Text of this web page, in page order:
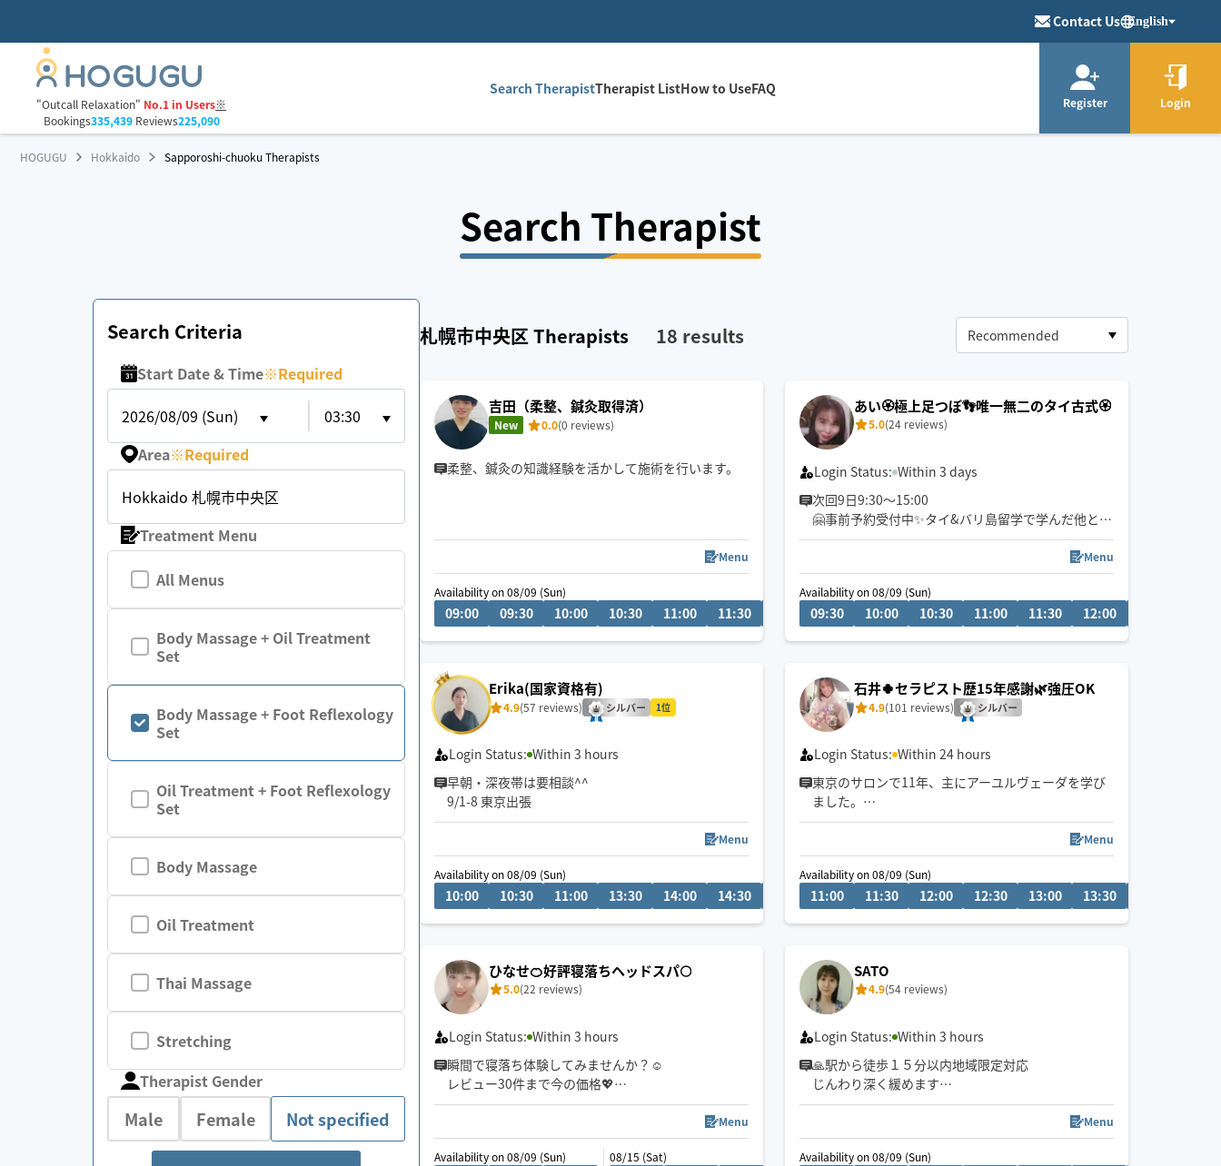
Contact Us English
"Outcall Relaxation" No.1 in Users※
Bookings335,439Reviews225,090
Search TherapistTherapist ListHow to UseFAQ
Register Login
HOGUGU Hokkaido Sapporoshi-chuoku Therapists
Search Therapist
Search Criteria
Start Date & Time※Required
2026/08/09 (Sun)
03:30
Area※Required
Hokkaido 札幌市中央区
Treatment Menu
All Menus
Body Massage + Oil Treatment
Set
Body Massage + Foot Reflexology
Set
Oil Treatment + Foot Reflexology
Set
Body Massage
Oil Treatment
Thai Massage
Stretching
Therapist Gender
Male Female Not specified
札幌市中央区 Therapists 18 results
吉田（柔整、鍼灸取得済）
New 0.0(0 reviews)
柔整、鍼灸の知識経験を活かして施術を行います。
Menu
Availability on 08/09 (Sun)
09:00 09:30 10:00 10:30 11:00 11:30 12:30 13:00 13:30 14:00 14:30
あい🏵極上足つぼ👣唯一無二のタイ古式🏵
5.0(24 reviews)
Login Status: Within 3 days
次回9日9:30～15:00
🤗事前予約受付中✨タイ&バリ島留学で学んだ他とは
違う本格的な施術を受けてみませんか？！
お試しは60or90分
車か公共交通機関での移動ですが、吹雪などの悪天
タイ古式を本格的に受けたい方は床にマットや布団
を敷いた上での施術がｵｽｽﾒ！もちろんベットでも大
丈夫です😄
Menu
Availability on 08/09 (Sun)
09:30 10:00 10:30 11:00 11:30 12:00
Erika(国家資格有)
4.9(57 reviews) シルバー 1位
Login Status: Within 3 hours
早朝・深夜帯は要相談^^
9/1-8 東京出張
Menu
Availability on 08/09 (Sun)
10:00 10:30 11:00 13:30 14:00 14:30 15:30 16:00 16:30 17:00 17:30
石井🍀セラピスト歴15年感謝🌿強圧OK
4.9(101 reviews) シルバー
Login Status: Within 24 hours
東京のサロンで11年、主にアーユルヴェーダを学び
ました。
足ツボやフェイシャルマッサージ、ヘッドスパも得
強揉みも対応可能です✨
冬期間の移動は北広島市から主に電車、バス、徒歩
ですので1時間前のご予約の場合はお時間の変更をお
いませ！
Menu
Availability on 08/09 (Sun)
11:00 11:30 12:00 12:30 13:00 13:30
ひなせ🍊好評寝落ちヘッドスパ🌕
5.0(22 reviews)
Login Status: Within 3 hours
瞬間で寝落ち体験してみませんか？☺️
レビュー30件まで今の価格💖
身体が喜ぶ施術であなたが楽になるお手伝いをさせ
オプションでフェイス、ハンドも🆗ご希望の方は予
約リクエストのコメント欄にて承ります💁‍♀️
Menu
Availability on 08/09 (Sun) 08/15 (Sat)
SATO
4.9(54 reviews)
Login Status: Within 3 hours
🙏駅から徒歩１５分以内地域限定対応
じんわり深く緩めます
Menu
Availability on 08/09 (Sun)